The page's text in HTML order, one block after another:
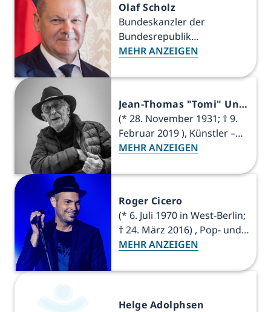
Olaf Scholz
Bundeskanzler der
Bundesrepublik
Deutschland a.D.
2011) – Von Quirinale.it,
https://commons.wikimedia
.org/w/index.php?
curid=132801017
MEHR ANZEIGEN
Jean-Thomas "Tomi" Ungerer
(* 28. November 1931; † 9.
Februar 2019 ), Künstler –
Von Claude Truong-Ngoc /
by-sa-3.0, CC BY-SA 3.0,
.org/w/index.php?
curid=64396384
MEHR ANZEIGEN
Roger Cicero
(* 6. Juli 1970 in West-Berlin;
† 24. März 2016) , Pop- und
Jazzmusiker – Von ©
https://commons.wikimedia
curid=34170312
MEHR ANZEIGEN
Helge Adolphsen